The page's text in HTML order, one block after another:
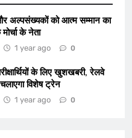
अल्पसंख्यकों को आत्म सम्मान का
के नेता
1 year ago 0
के लिए खुशखबरी, रेलवे
विशेष ट्रेन
1 year ago 0